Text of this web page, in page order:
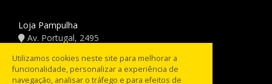
Loja Pampulha
Av. Portugal, 2495
Horário de Funcionamento
Utilizamos cookies neste site para melhorar a
funcionalidade, personalizar a experiência de
navegação, analisar o tráfego e para efeitos de